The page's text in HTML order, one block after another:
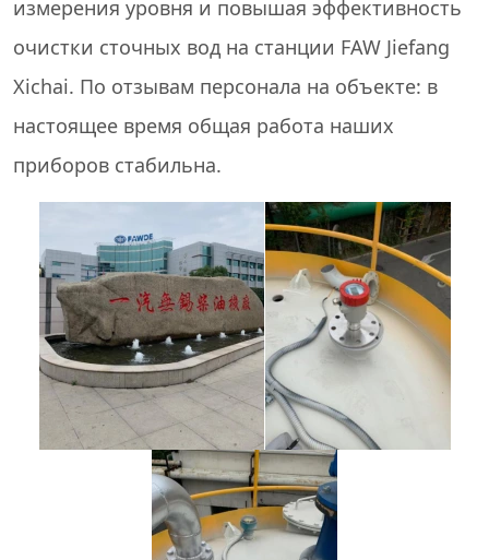
измерения уровня и повышая эффективность
очистки сточных вод на станции FAW Jiefang
Xichai. По отзывам персонала на объекте: в
настоящее время общая работа наших
приборов стабильна.